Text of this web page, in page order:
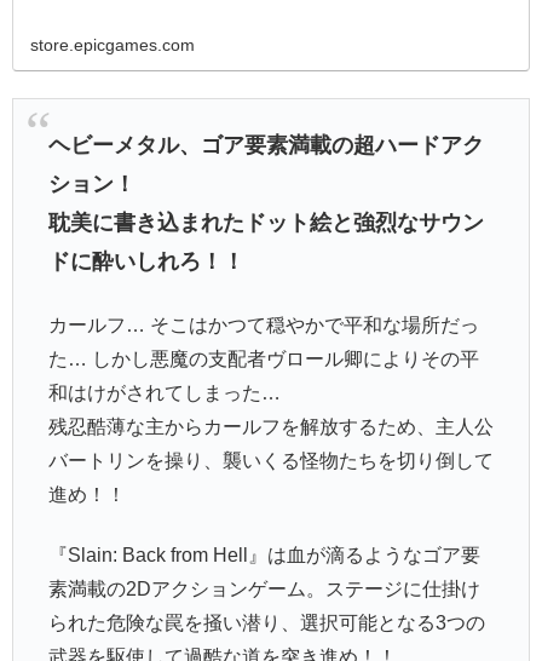
store.epicgames.com
ヘビーメタル、ゴア要素満載の超ハードアク
ション！
耽美に書き込まれたドット絵と強烈なサウン
ドに酔いしれろ！！
カールフ… そこはかつて穏やかで平和な場所だっ
た… しかし悪魔の支配者ヴロール卿によりその平
和はけがされてしまった…
残忍酷薄な主からカールフを解放するため、主人公
バートリンを操り、襲いくる怪物たちを切り倒して
進め！！
『Slain: Back from Hell』は血が滴るようなゴア要
素満載の2Dアクションゲーム。ステージに仕掛け
られた危険な罠を掻い潜り、選択可能となる3つの